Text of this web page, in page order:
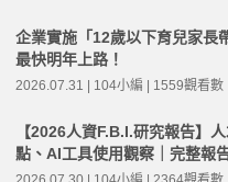
企業實施「12歲以下育兒家長
最快明年上路！
2026.07.31 | 104小編 | 1559觀看數
【2026人資F.B.I.研究報告】
點、AI工具使用觀察｜完整報